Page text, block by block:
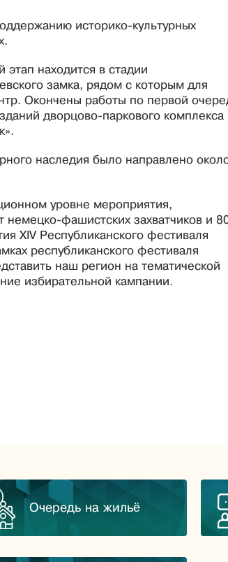
историко-культурных
находится в стадии
замка, рядом с которым для
Окончены работы по первой
дворцово-паркового комплекса
наследия было направлено
уровне мероприятия,
фашистских захватчиков и
XIV Республиканского фестиваля
республиканского фестиваля
наш регион на тематической
избирательной кампании.
Очередь на жильё